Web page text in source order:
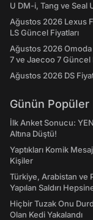
U DM-i, Tang ve Seal
Ağustos 2026 Lexus
LS Güncel Fiyatları
Ağustos 2026
7 ve Jaecoo 7 Güncel
Ağustos 2026 DS
Günün Popüler
İlk Anket Sonucu:
Altına Düştü!
Yaptıkları Komik
Kişiler
Türkiye, Arabistan ve
Yapılan Saldırı
Hiçbir Tuzak Onu
Olan Kedi Yakalandı